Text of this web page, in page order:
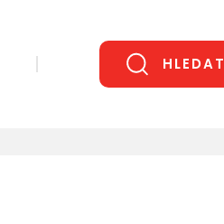
HLEDAT